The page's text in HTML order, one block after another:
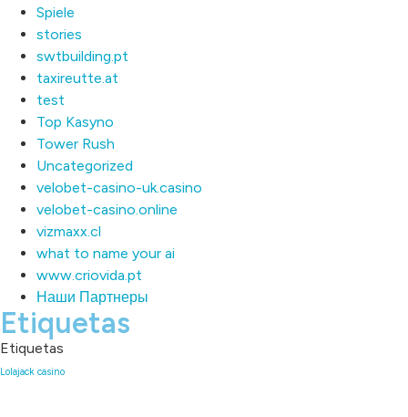
Spiele
stories
swtbuilding.pt
taxireutte.at
test
Top Kasyno
Tower Rush
Uncategorized
velobet-casino-uk.casino
velobet-casino.online
vizmaxx.cl
what to name your ai
www.criovida.pt
Наши Партнеры
Etiquetas
Etiquetas
Lolajack casino